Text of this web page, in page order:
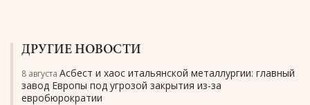
ДРУГИЕ НОВОСТИ
8 августа Асбест и хаос итальянской металлургии: главный
завод Европы под угрозой закрытия из-за
евробюрократии